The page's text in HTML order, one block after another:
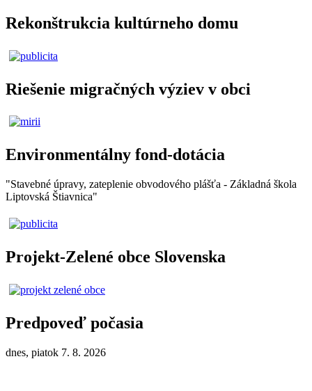
Rekonštrukcia kultúrneho domu
Riešenie migračných výziev v obci
Environmentálny fond-dotácia
"Stavebné úpravy, zateplenie obvodového plášťa - Základná škola
Liptovská Štiavnica"
Projekt-Zelené obce Slovenska
Predpoveď počasia
dnes, piatok 7. 8. 2026